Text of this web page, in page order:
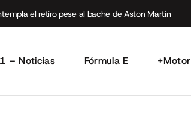
el retiro pese al bache de Aston Martin
– Noticias Fórmula E +Motor